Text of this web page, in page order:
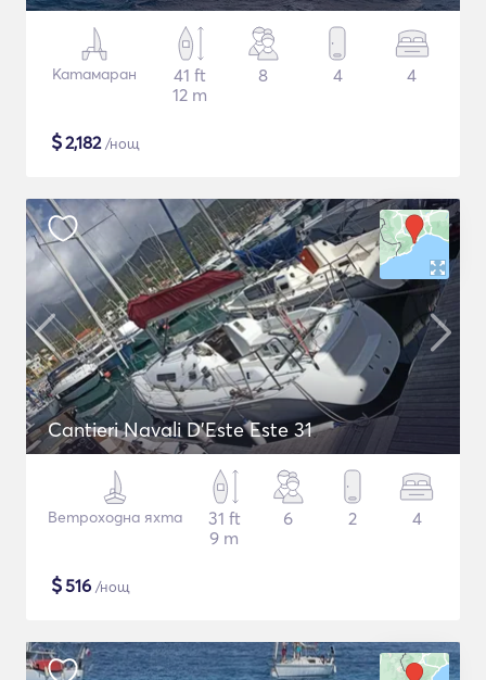
Катамаран
41 ft
12 m
8 4 4
$2,182/нощ
Cantieri Navali D'Este Este 31
Ветроходна яхта
31 ft
9 m
6 2 4
$516 /нощ